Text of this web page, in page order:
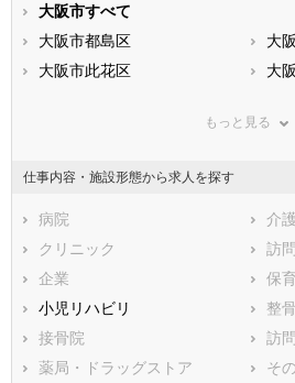
静岡県
滋賀県
兵庫県
山口県
福岡県
佐賀県
熊本県
鹿児島県
大阪市すべて
大阪市都島区
大
大阪市此花区
大
大
大阪市東成区
大阪市旭区
大
大阪市阿倍野区
大
大阪市東住吉区
大
大阪市淀川区
大
大阪市住之江区
大
大阪市北区
大
もっと見る
仕事内容・施設形態から求人を探す
病院
介
クリニック
訪
企業
保
小児リハビリ
整
接骨院
訪
薬局・ドラッグストア
そ